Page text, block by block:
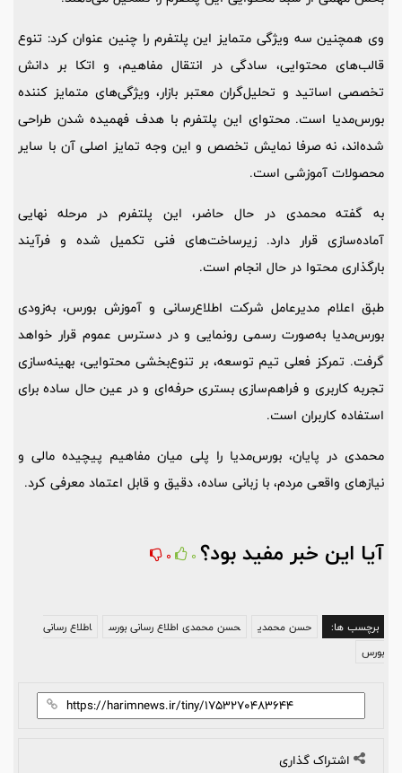
وی همچنین سه ویژگی متمایز این پلتفرم را چنین عنوان کرد: تنوع
قالب‌های محتوایی، سادگی در انتقال مفاهیم، و اتکا بر دانش
تخصصی اساتید و تحلیل‌گران معتبر بازار، ویژگی‌های متمایز کننده
بورس‌مدیا است. محتوای این پلتفرم با هدف فهمیده‌ شدن طراحی
شده‌اند، نه صرفا نمایش تخصص و این وجه تمایز اصلی آن با سایر
محصولات آموزشی است.
به گفته محمدی در حال حاضر، این پلتفرم در مرحله نهایی
آماده‌سازی قرار دارد. زیرساخت‌های فنی تکمیل شده و فرآیند
بارگذاری محتوا در حال انجام است.
طبق اعلام مدیرعامل شرکت اطلاع‌رسانی و آموزش بورس، به‌زودی
بورس‌مدیا به‌صورت رسمی رونمایی و در دسترس عموم قرار خواهد
گرفت. تمرکز فعلی تیم توسعه، بر تنوع‌بخشی محتوایی، بهینه‌سازی
تجربه کاربری و فراهم‌سازی بستری حرفه‌ای و در عین حال ساده برای
استفاده کاربران است.
محمدی در پایان، بورس‌مدیا را پلی میان مفاهیم پیچیده مالی و
نیازهای واقعی مردم، با زبانی ساده، دقیق و قابل اعتماد معرفی کرد.
آیا این خبر مفید بود؟ 0
0
برچسب ها: حسن محمدی حسن محمدی اطلاع رسانی بورس
اطلاع رسانی
بورس
اشتراک گذاری